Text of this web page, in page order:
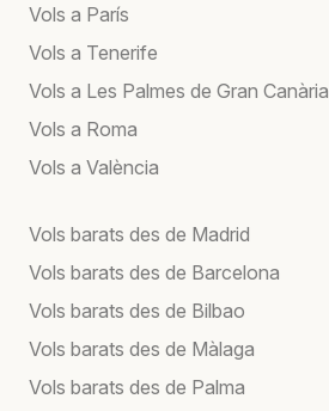
Vols a París
Vols a Tenerife
Vols a Les Palmes de Gran Canària
Vols a Roma
Vols a València
Vols barats des de Madrid
Vols barats des de Barcelona
Vols barats des de Bilbao
Vols barats des de Màlaga
Vols barats des de Palma